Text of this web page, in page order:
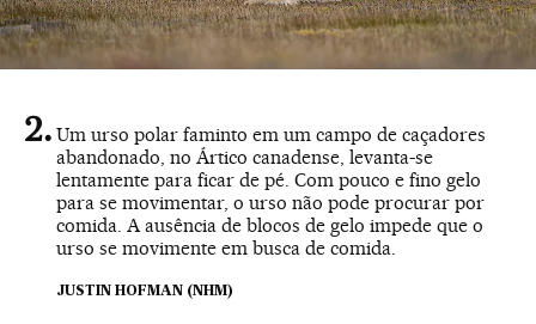
Um urso polar faminto em um campo de caçadores
abandonado, no Ártico canadense, levanta-se
lentamente para ficar de pé. Com pouco e fino gelo
para se movimentar, o urso não pode procurar por
comida. A ausência de blocos de gelo impede que o
urso se movimente em busca de comida.
JUSTIN HOFMAN (NHM)